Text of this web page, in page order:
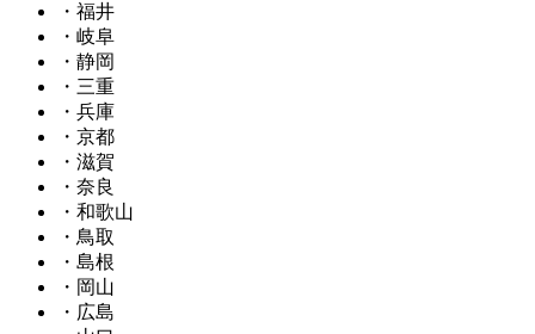
・福井
・岐阜
・静岡
・三重
・兵庫
・京都
・滋賀
・奈良
・和歌山
・鳥取
・島根
・岡山
・広島